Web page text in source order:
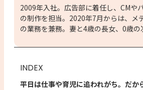
2009年入社。広告部に着任し、CMや
の制作を担当。2020年7月からは、メ
の業務を兼務。妻と4歳の長女、0歳の
INDEX
平日は仕事や育児に追われがち。だか